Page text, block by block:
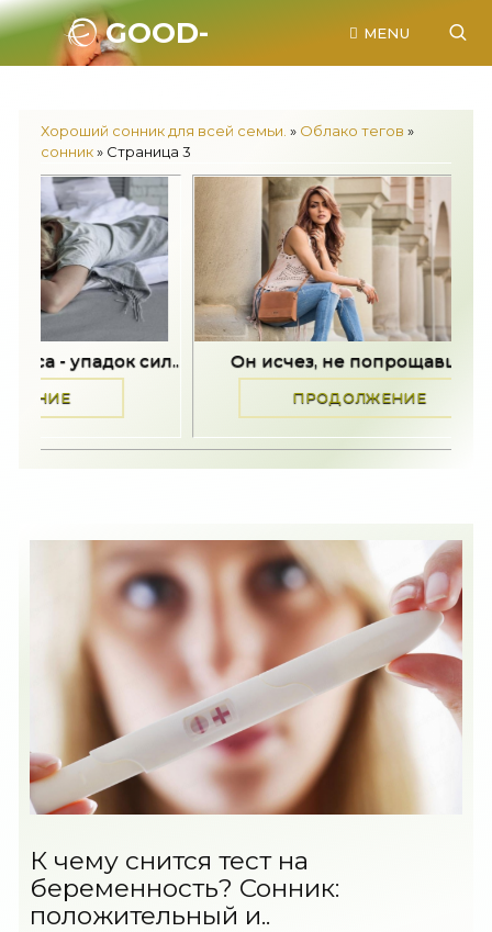
GOOD-
MENU
Хороший сонник для всей семьи. » Облако тегов »
сонник» Страница 3
Он исчез, не попрощавшись -.. Он исчез,
К чему снится тест на
беременность? Сонник:
положительный и..